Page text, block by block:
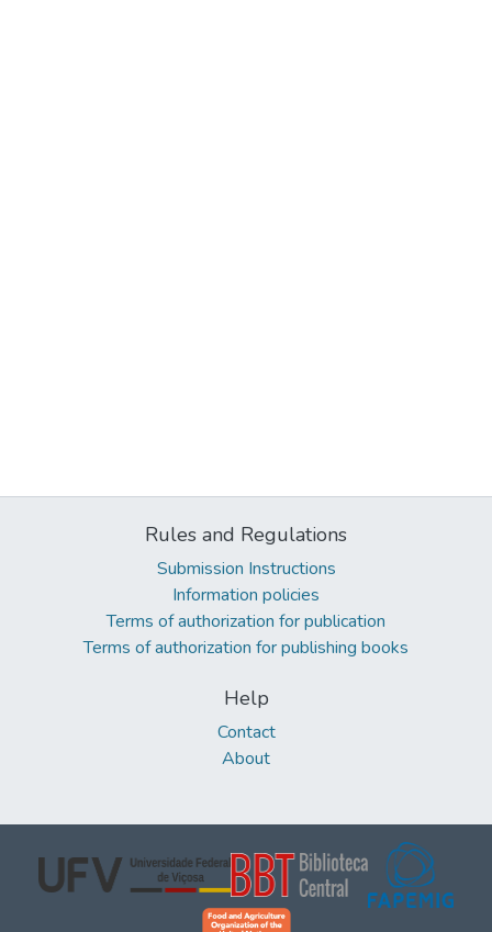
Rules and Regulations
Submission Instructions
Information policies
Terms of authorization for publication
Terms of authorization for publishing books
Help
Contact
About